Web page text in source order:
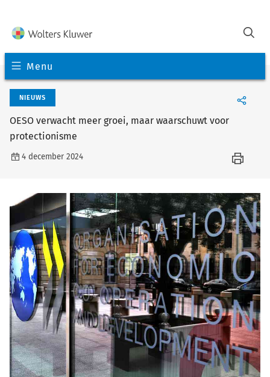
Menu
NIEUWS
OESO verwacht meer groei, maar waarschuwt voor
protectionisme
4 december 2024